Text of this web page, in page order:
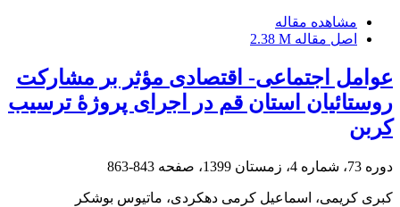
مشاهده مقاله
اصل مقاله 2.38 M
عوامل اجتماعی- اقتصادی مؤثر بر مشارکت
روستائیان استان قم در اجرای پروژۀ ترسیب
کربن
دوره 73، شماره 4، زمستان 1399، صفحه 843-863
کبری کریمی، اسماعیل کرمی دهکردی، ماتیوس بوشکر